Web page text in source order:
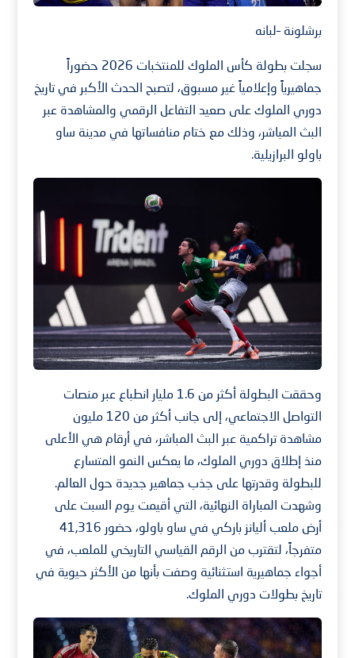
برشلونة –لبانه
سجلت بطولة كأس الملوك للمنتخبات 2026 حضوراً
جماهيرياً وإعلامياً غير مسبوق، لتصبح الحدث الأكبر في تاريخ
دوري الملوك على صعيد التفاعل الرقمي والمشاهدة عبر
البث المباشر، وذلك مع ختام منافساتها في مدينة ساو
باولو البرازيلية.
وحققت البطولة أكثر من 1.6 مليار انطباع عبر منصات
التواصل الاجتماعي، إلى جانب أكثر من 120 مليون
مشاهدة تراكمية عبر البث المباشر، في أرقام هي الأعلى
منذ إطلاق دوري الملوك، ما يعكس النمو المتسارع
للبطولة وقدرتها على جذب جماهير جديدة حول العالم.
وشهدت المباراة النهائية، التي أقيمت يوم السبت على
أرض ملعب أليانز باركي في ساو باولو، حضور 41,316
متفرجاً، لتقترب من الرقم القياسي التاريخي للملعب، في
أجواء جماهيرية استثنائية وصفت بأنها من الأكثر حيوية في
تاريخ بطولات دوري الملوك.